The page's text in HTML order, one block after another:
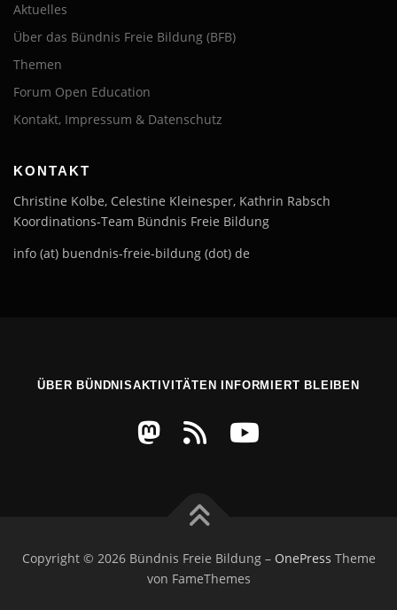
Aktuelles
Über das Bündnis Freie Bildung (BFB)
Themen
Forum Open Education
Kontakt, Impressum & Datenschutz
KONTAKT
Christine Kolbe, Celestine Kleinesper, Kathrin Rabsch
Koordinations-Team Bündnis Freie Bildung
info (at) buendnis-freie-bildung (dot) de
ÜBER BÜNDNISAKTIVITÄTEN INFORMIERT BLEIBEN
Copyright © 2026 Bündnis Freie Bildung – OnePress Theme
von FameThemes